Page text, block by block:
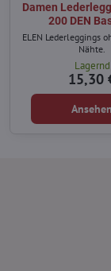
Damen
200 DEN
ELEN Lederleggings
Nähte.
Lagernd
15,30
Ansehen